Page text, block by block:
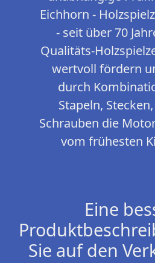
Eichhorn -
- seit über 70
Qualitäts-
wertvoll fördern
durch
Stapeln,
Schrauben die
vom frühesten
Eine
Sie auf den